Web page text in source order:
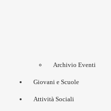
Archivio Eventi
Giovani e Scuole
Attività Sociali